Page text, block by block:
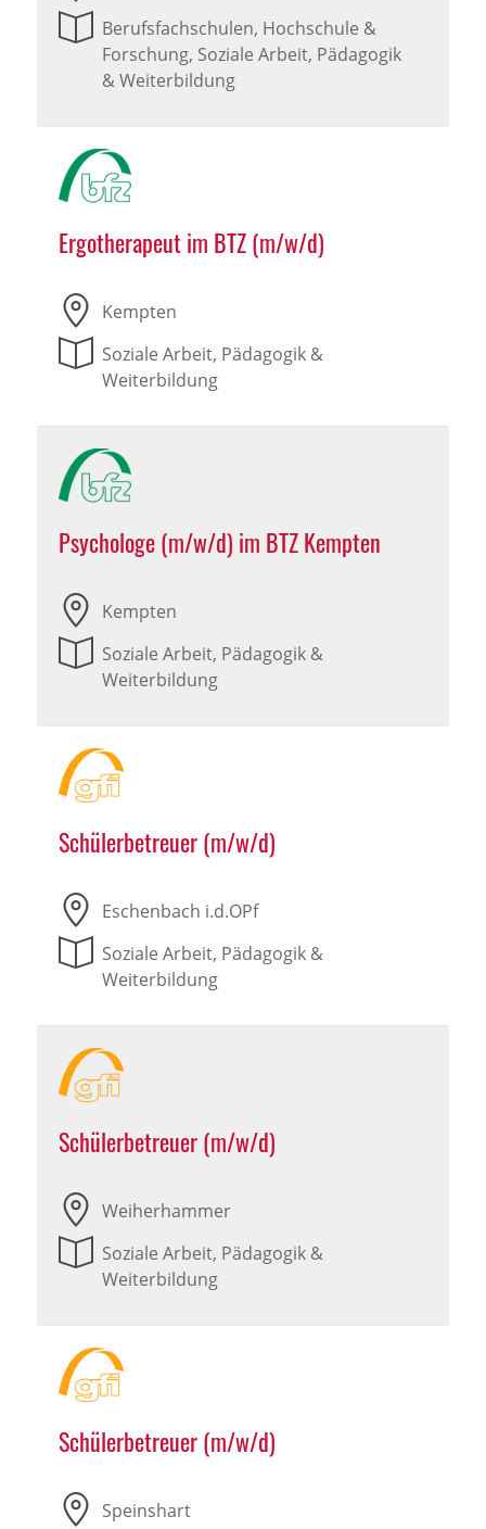
Berufsfachschulen, Hochschule &
Forschung, Soziale Arbeit, Pädagogik
& Weiterbildung
Ergotherapeut im BTZ (m/w/d)
Kempten
Soziale Arbeit, Pädagogik &
Weiterbildung
Psychologe (m/w/d) im BTZ Kempten
Kempten
Soziale Arbeit, Pädagogik &
Weiterbildung
Schülerbetreuer (m/w/d)
Eschenbach i.d.OPf
Soziale Arbeit, Pädagogik &
Weiterbildung
Schülerbetreuer (m/w/d)
Weiherhammer
Soziale Arbeit, Pädagogik &
Weiterbildung
Schülerbetreuer (m/w/d)
Speinshart